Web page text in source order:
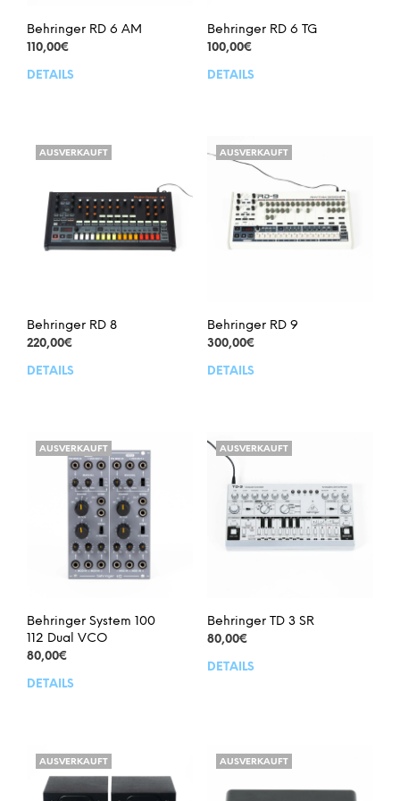
Behringer RD 6 AM
110,00€
DETAILS
Behringer RD 6 TG
100,00€
DETAILS
AUSVERKAUFT
Behringer RD 8
220,00€
DETAILS
AUSVERKAUFT
Behringer RD 9
300,00€
DETAILS
AUSVERKAUFT
Behringer System 100
112 Dual VCO
80,00€
DETAILS
AUSVERKAUFT
Behringer TD 3 SR
80,00€
DETAILS
AUSVERKAUFT AUSVERKAUFT